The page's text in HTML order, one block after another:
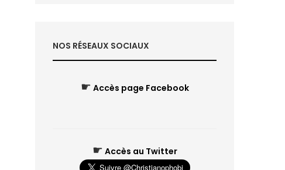
NOS RÉSEAUX SOCIAUX
☛ Accès page Facebook
☛ Accès au Twitter